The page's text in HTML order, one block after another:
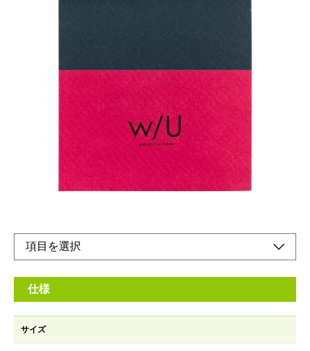
メーカー希望小売価格：
+ 税
生産終了品
表紙に合わせて本文の色も１柄ごとに異なります本文は5mmと
仕様
サイズ